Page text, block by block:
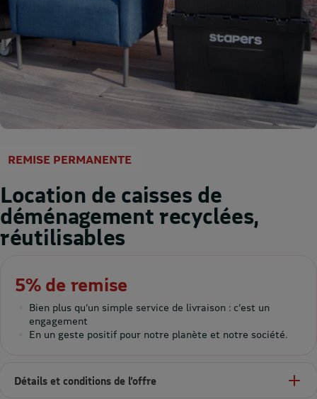
REMISE PERMANENTE
Location de caisses de
déménagement recyclées,
réutilisables
5% de remise
Bien plus qu’un simple service de livraison : c’est un
engagement
En un geste positif pour notre planète et notre société.
Détails et conditions de l’offre